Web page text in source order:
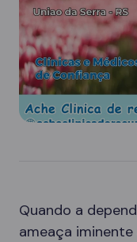
Quando a
ameaça